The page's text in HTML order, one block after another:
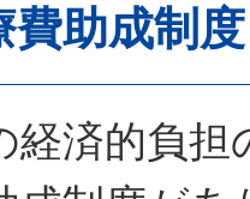
費助成制度
経済的負担